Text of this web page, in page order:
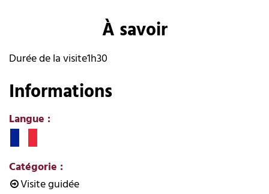
À savoir
Durée de la visite1h30
Informations
Langue :
Catégorie :
Visite guidée